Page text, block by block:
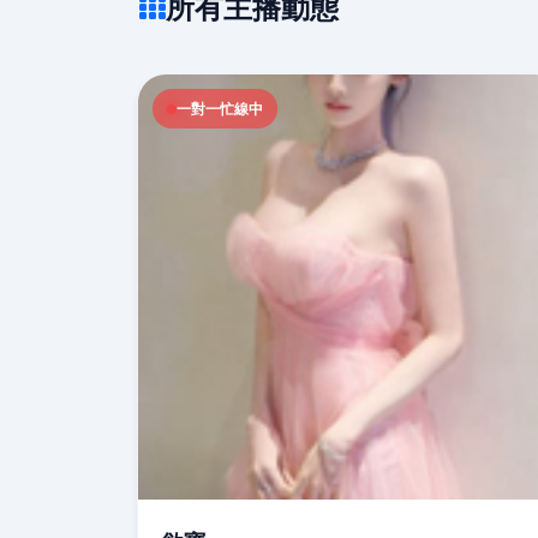
一對一忙線中